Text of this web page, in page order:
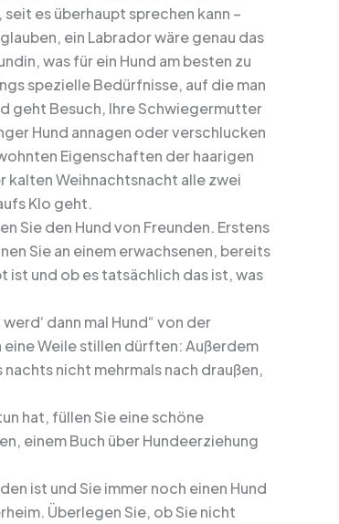
es überhaupt sprechen kann –
ein Labrador wäre genau das
was für ein Hund am besten zu
spezielle Bedürfnisse, auf die man
geht Besuch, Ihre Schwiegermutter
Hund annagen oder verschlucken
Eigenschaften der haarigen
kalten Weihnachtsnacht alle zwei
Klo geht.
Sie den Hund von Freunden. Erstens
Sie an einem erwachsenen, bereits
ist und ob es tatsächlich das ist, was
dann mal Hund“ von der
Weile stillen dürften: Außerdem
nicht mehrmals nach draußen,
hat, füllen Sie eine schöne
einem Buch über Hundeerziehung
ist und Sie immer noch einen Hund
Überlegen Sie, ob Sie nicht